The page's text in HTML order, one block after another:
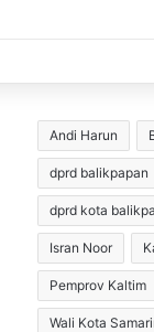
Andi Harun
dprd balikpapan
dprd kota
Isran Noor
Pemprov Kaltim
Wali Kota